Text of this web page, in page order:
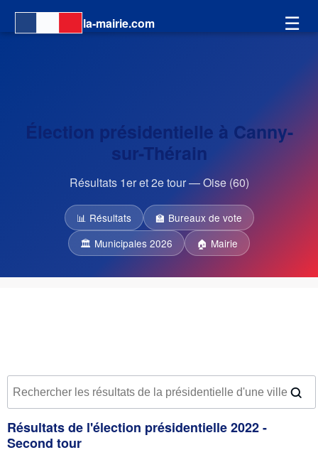
la-mairie.com ☰
Élection présidentielle à Canny-
sur-Thérain
Résultats 1er et 2e tour — Oise (60)
📊 Résultats
🏫 Bureaux de vote
🏛 Municipales 2026
🏠 Mairie
Résultats de l'élection présidentielle 2022 -
Second tour